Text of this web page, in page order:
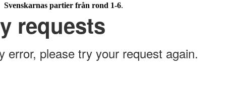
Svenskarnas partier från rond 1-6.